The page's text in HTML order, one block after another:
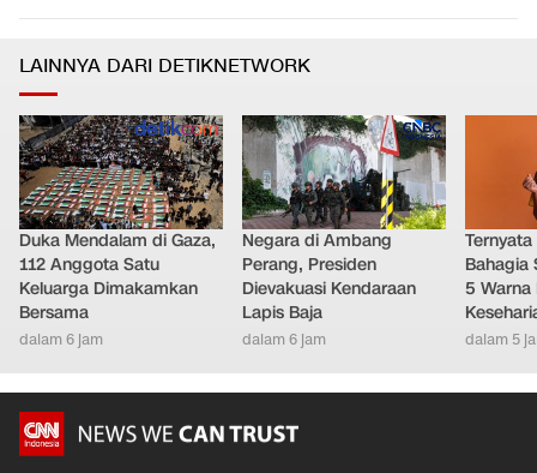
LAINNYA DARI DETIKNETWORK
Duka Mendalam di Gaza,
112 Anggota Satu
Keluarga Dimakamkan
Bersama
dalam 6 jam
Negara di Ambang
Perang, Presiden
Dievakuasi Kendaraan
Lapis Baja
dalam 6 jam
Bahagia
5
dalam 5